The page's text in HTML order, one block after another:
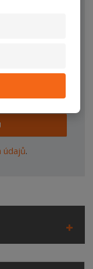
údajů.